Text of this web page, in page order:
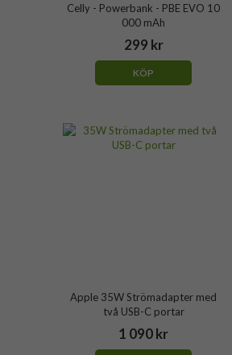
Celly - Powerbank - PBE EVO 10
000 mAh
299 kr
KÖP
Apple 35W Strömadapter med
två USB-C portar
1 090 kr